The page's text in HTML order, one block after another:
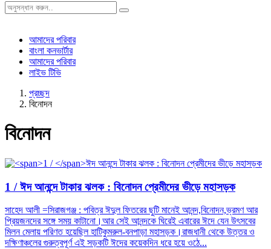
আমাদের পরিবার
বাংলা কনভার্টার
আমাদের পরিবার
লাইভ টিভি
প্রচ্ছদ
বিনোদন
বিনোদন
1 /ঈদ আনন্দে টাকার ঝলক : বিনোদন প্রেমীদের ভীড়ে মহাসড়ক
সাহেদ আলী =সিরাজগঞ্জ : পবিত্র ঈদুল ফিতরের ছুটি মানেই আনন্দ,বিনোদন,ভ্রমণ আর
প্রিয়জনদের সঙ্গে সময় কাটানো।আর সেই আনন্দকে ঘিরেই এবারের ঈদে যেন উৎসবের
মিলন মেলায় পরিণত হয়েছিল হাটিকুমরুল-বনপাড়া মহাসড়ক।রাজধানী থেকে উত্তর ও
দক্ষিণাঞ্চলের গুরুত্বপূর্ণ এই সড়কটি ঈদের কয়েকদিন ধরে হয়ে ওঠে...